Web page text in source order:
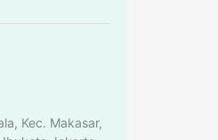
Kec. Makasar,